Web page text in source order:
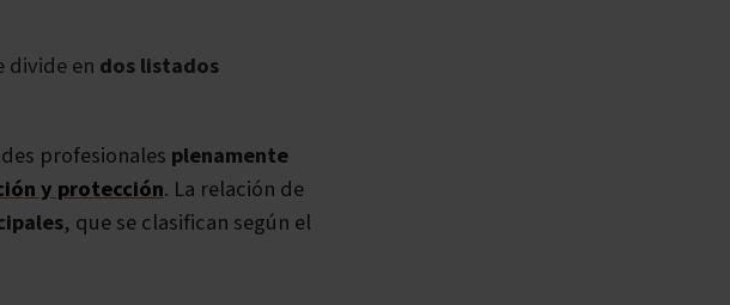
divide en dos listados
profesionales plenamente
y protección. La relación de
, que se clasifican según el